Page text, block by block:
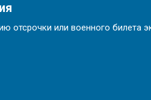
отсрочки или военного билета